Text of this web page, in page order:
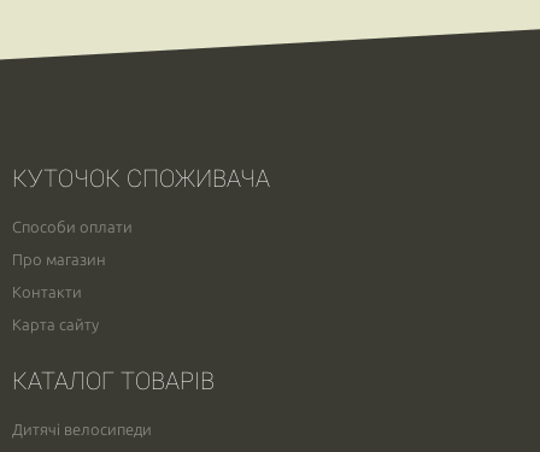
КУТОЧОК СПОЖИВАЧА
Способи оплати
Про магазин
Контакти
Карта сайту
КАТАЛОГ ТОВАРІВ
Дитячі велосипеди